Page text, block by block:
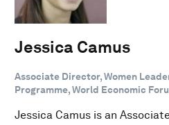
Jessica Camus
Associate Director, Women
Programme, World Economic
Jessica Camus is an